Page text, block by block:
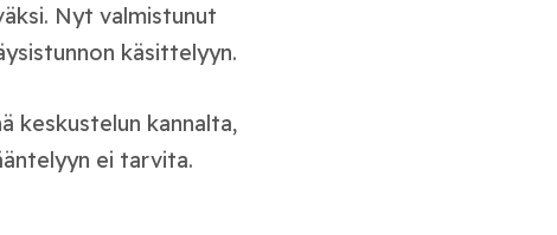
Nyt valmistunut
käsittelyyn.
keskustelun kannalta,
ei tarvita.